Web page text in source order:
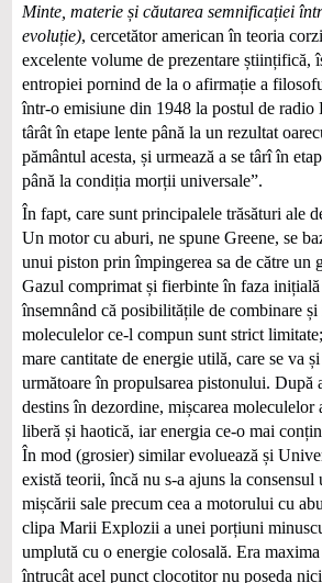
Minte, materie și căutarea semnificației
evoluție), cercetător american în teoria
excelente volume de prezentare științifică,
entropiei pornind de la o afirmație a
într-o emisiune din 1948 la postul de radio
târât în etape lente până la un rezultat
pământul acesta, și urmează a se târî în
până la condiția morții universale”.
În fapt, care sunt principalele trăsături ale
Un motor cu aburi, ne spune Greene, se
unui piston prin împingerea sa de către un
Gazul comprimat și fierbinte în faza inițială
însemnând că posibilitățile de combinare și
moleculelor ce-l compun sunt strict
mare cantitate de energie utilă, care se va
următoare în propulsarea pistonului. După
destins în dezordine, mișcarea moleculelor
liberă și haotică, iar energia ce-o mai
În mod (grosier) similar evoluează și
există teorii, încă nu s-a ajuns la consensul
mișcării sale precum cea a motorului cu
clipa Marii Explozii a unei porțiuni
umplută cu o energie colosală. Era
întrucât acel punct clocotitor nu poseda